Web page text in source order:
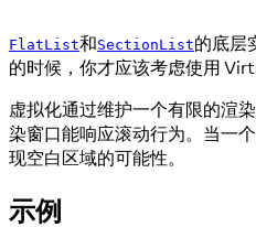
FlatList和SectionList的底层
的时候，你才应该考虑使用
虚拟化通过维护一个有限的渲
染窗口能响应滚动行为。当一
现空白区域的可能性。
示例